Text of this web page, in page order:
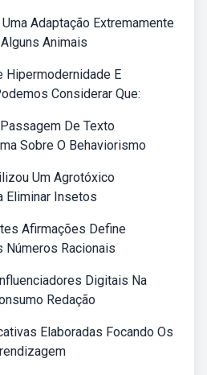
Adaptação Extremamente
Animais
Hipermodernidade E
Considerar Que:
De Texto
Sobre O Behaviorismo
Um Agrotóxico
Eliminar Insetos
Afirmações Define
Números Racionais
Digitais Na
Redação
Elaboradas Focando Os